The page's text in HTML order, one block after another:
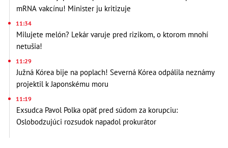
mRNA vakcínu! Minister ju kritizuje
11:34
Milujete melón? Lekár varuje pred rizikom, o ktorom mnohí
netušia!
11:29
Južná Kórea bije na poplach! Severná Kórea odpálila neznámy
projektil k Japonskému moru
11:19
Exsudca Pavol Polka opäť pred súdom za korupciu:
Oslobodzujúci rozsudok napadol prokurátor